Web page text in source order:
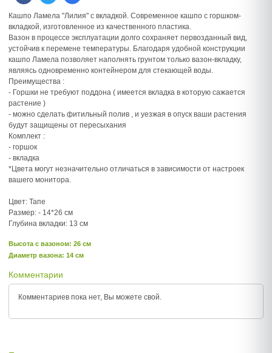
Кашпо Ламела "Лилия" с вкладкой. Современное кашпо с горшком-
вкладкой, изготовленное из качественного пластика.
Вазон в процессе эксплуатации долго сохраняет первозданный вид,
устойчив к перемене температуры. Благодаря удобной конструкции
кашпо Ламела позволяет наполнять грунтом только вазон-вкладку,
являясь одновременно контейнером для стекающей воды.
Преимущества :
- Горшки не требуют поддона ( имеется вкладка в которую сажается
растение )
- можно сделать фитильный полив , и уезжая в опуск ваши растения
будут защищены от пересыхания
Комплект :
- горшок
- вкладка
*Цвета могут незначительно отличаться в зависимости от настроек
вашего монитора.
Цвет: Тапе
Размер: - 14*26 см
Глубина вкладки: 13 см
Высота c вазоном: 26 см
Диаметр вазона: 14 см
Комментарии
Комментариев пока нет, Вы можете свой.